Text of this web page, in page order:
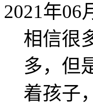
2021年06
相信很
多，但
着孩子